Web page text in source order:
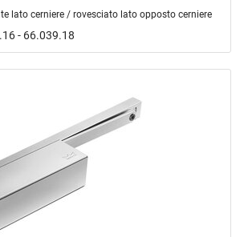
lato cerniere / rovesciato lato opposto cerniere
- 66.039.18